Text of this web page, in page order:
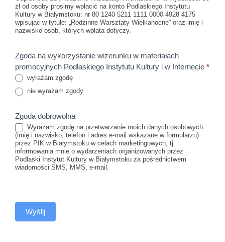
zł od osoby prosimy wpłacić na konto Podlaskiego Instytutu
Kultury w Białymstoku: nr 80 1240 5211 1111 0000 4928 4175
wpisując w tytule: „Rodzinne Warsztaty Wielkanocne” oraz imię i
nazwisko osób, których wpłata dotyczy.
Zgoda na wykorzystanie wizerunku w materiałach
promocyjnych Podlaskiego Instytutu Kultury i w Internecie *
wyrażam zgodę
nie wyrażam zgody
Zgoda dobrowolna
Wyrażam zgodę na przetwarzanie moich danych osobowych
(imię i nazwisko, telefon i adres e-mail wskazane w formularzu)
przez PIK w Białymstoku w celach marketingowych, tj.
informowania mnie o wydarzeniach organizowanych przez
Podlaski Instytut Kultury w Białymstoku za pośrednictwem
wiadomości SMS, MMS, e-mail.
Wyślij